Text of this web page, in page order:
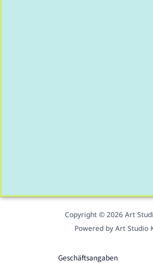
Copyright © 2026 Art
Powered by Art Studio
Geschäftsangaben